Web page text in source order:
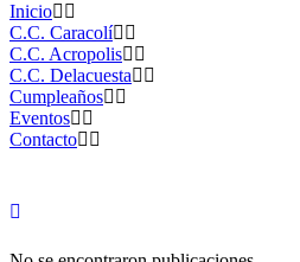
Inicio
C.C. Caracolí
C.C. Acropolis
C.C. Delacuesta
Cumpleaños
Eventos
Contacto